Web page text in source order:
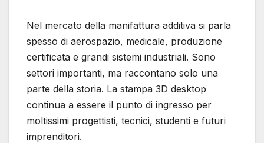
Nel mercato della manifattura additiva si parla
spesso di aerospazio, medicale, produzione
certificata e grandi sistemi industriali. Sono
settori importanti, ma raccontano solo una
parte della storia. La stampa 3D desktop
continua a essere il punto di ingresso per
moltissimi progettisti, tecnici, studenti e futuri
imprenditori.